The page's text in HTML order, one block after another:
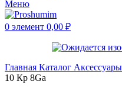
Меню
0 элемент 0,00 ₽
Главная Каталог Аксессуары
10 Кр 8Ga